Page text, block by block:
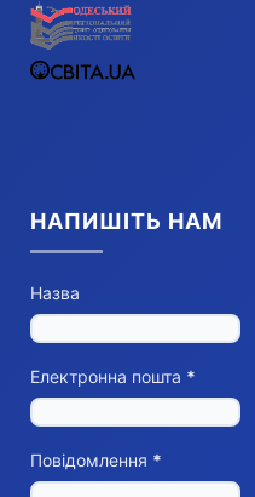
НАПИШІТЬ НАМ
Назва
Електронна пошта *
Повідомлення *